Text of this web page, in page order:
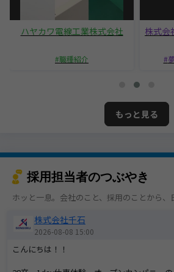
ハヤカワ電線工業株式会社
職種紹介
株式会
もっと見る
採用担当者のつぶやき
ホッと一息。会社のこと、採用のことから、
株式会社千石
2026-08-08 15:00
こんにちは！！